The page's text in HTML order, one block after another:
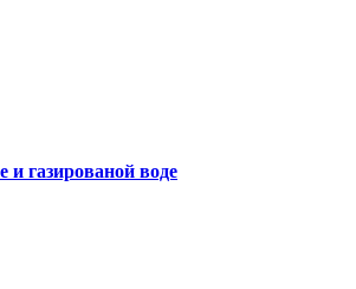
газированой воде